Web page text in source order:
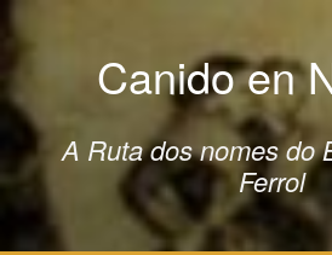
Canido en
A Ruta dos nomes do
Ferrol